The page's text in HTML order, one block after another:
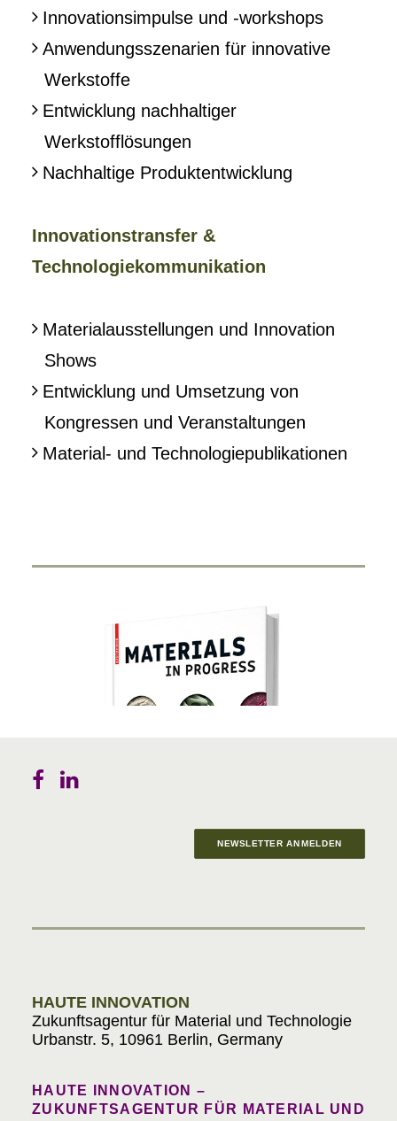
Innovationsimpulse und -workshops
Anwendungsszenarien für innovative
Werkstoffe
Entwicklung nachhaltiger
Werkstofflösungen
Nachhaltige Produktentwicklung
Innovationstransfer &
Technologiekommunikation
Materialausstellungen und Innovation
Shows
Entwicklung und Umsetzung von
Kongressen und Veranstaltungen
Material- und Technologiepublikationen
Materials in Progress
NEWSLETTER ANMELDEN
HAUTE INNOVATION
Zukunftsagentur für Material und Technologie
Urbanstr. 5, 10961 Berlin, Germany
HAUTE INNOVATION –
ZUKUNFTSAGENTUR FÜR MATERIAL UND